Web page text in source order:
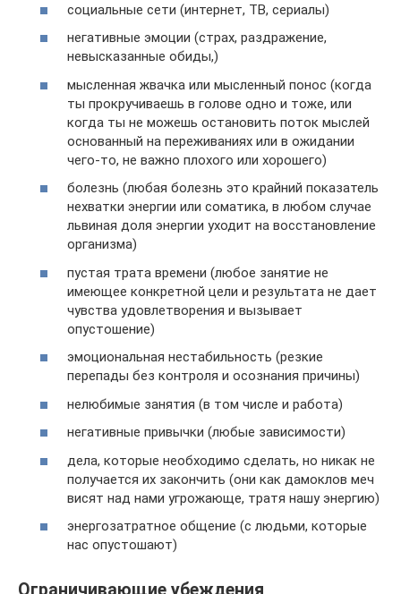
социальные сети (интернет, ТВ, сериалы)
негативные эмоции (страх, раздражение,
невысказанные обиды,)
мысленная жвачка или мысленный понос (когда
ты прокручиваешь в голове одно и тоже, или
когда ты не можешь остановить поток мыслей
основанный на переживаниях или в ожидании
чего-то, не важно плохого или хорошего)
болезнь (любая болезнь это крайний показатель
нехватки энергии или соматика, в любом случае
львиная доля энергии уходит на восстановление
организма)
пустая трата времени (любое занятие не
имеющее конкретной цели и результата не дает
чувства удовлетворения и вызывает
опустошение)
эмоциональная нестабильность (резкие
перепады без контроля и осознания причины)
нелюбимые занятия (в том числе и работа)
негативные привычки (любые зависимости)
дела, которые необходимо сделать, но никак не
получается их закончить (они как дамоклов меч
висят над нами угрожающе, тратя нашу энергию)
энергозатратное общение (с людьми, которые
нас опустошают)